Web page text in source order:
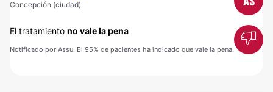
Concepción (ciudad)
El tratamiento no vale la pena
Notificado por Assu. El 95% de pacientes ha indicado que vale la pena.